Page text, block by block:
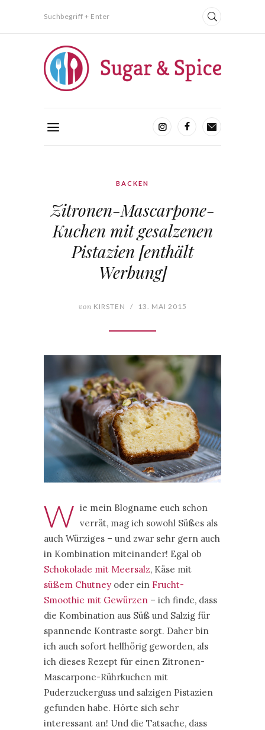
Suchbegriff + Enter
BACKEN
Zitronen-Mascarpone-
Kuchen mit gesalzenen
Pistazien [enthält
Werbung]
von KIRSTEN / 13. MAI 2015
W ie mein Blogname euch schon
verrät, mag ich sowohl Süßes als
auch Würziges – und zwar sehr gern auch
in Kombination miteinander! Egal ob
Schokolade mit Meersalz, Käse mit
süßem Chutney oder ein Frucht-
Smoothie mit Gewürzen – ich finde, dass
die Kombination aus Süß und Salzig für
spannende Kontraste sorgt. Daher bin
ich auch sofort hellhörig geworden, als
ich dieses Rezept für einen Zitronen-
Mascarpone-Rührkuchen mit
Puderzuckerguss und salzigen Pistazien
gefunden habe. Hörte sich sehr
interessant an! Und die Tatsache, dass